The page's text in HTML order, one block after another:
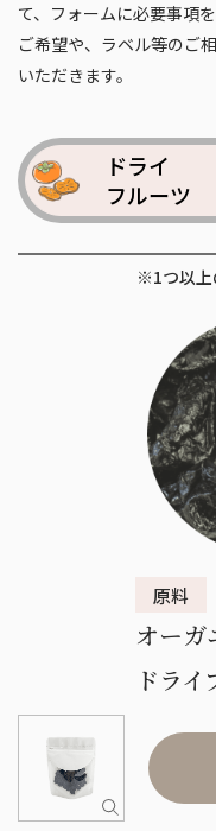
て、フォームに必要事項
ご希望や、ラベル等のご
いただきます。
ドライ
フルーツ
※1つ以上
オーガ
ドラ